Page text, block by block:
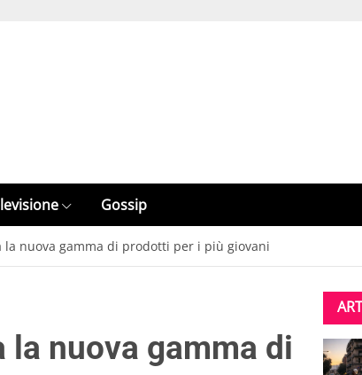
Gossip
la nuova gamma di prodotti per i più giovani
la nuova gamma di